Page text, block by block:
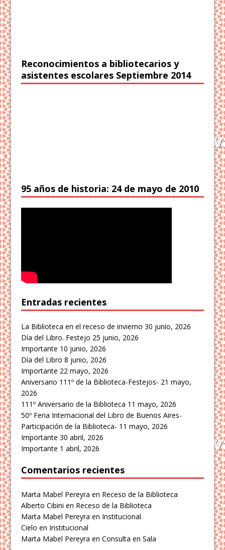
Reconocimientos a bibliotecarios y
asistentes escolares Septiembre 2014
95 años de historia: 24 de mayo de 2010
Entradas recientes
La Biblioteca en el receso de invierno 30 junio, 2026
Día del Libro. Festejo 25 junio, 2026
Importante 10 junio, 2026
Día del Libro 8 junio, 2026
Importante 22 mayo, 2026
Aniversario 111º de la Biblioteca-Festejos- 21 mayo,
2026
111º Aniversario de la Biblioteca 11 mayo, 2026
50º Feria Internacional del Libro de Buenos Aires-
Participación de la Biblioteca- 11 mayo, 2026
Importante 30 abril, 2026
Importante 1 abril, 2026
Comentarios recientes
Marta Mabel Pereyra en Receso de la Biblioteca
Alberto Cibini en Receso de la Biblioteca
Marta Mabel Pereyra en Institucional
Cielo en Institucional
Marta Mabel Pereyra enConsulta en Sala